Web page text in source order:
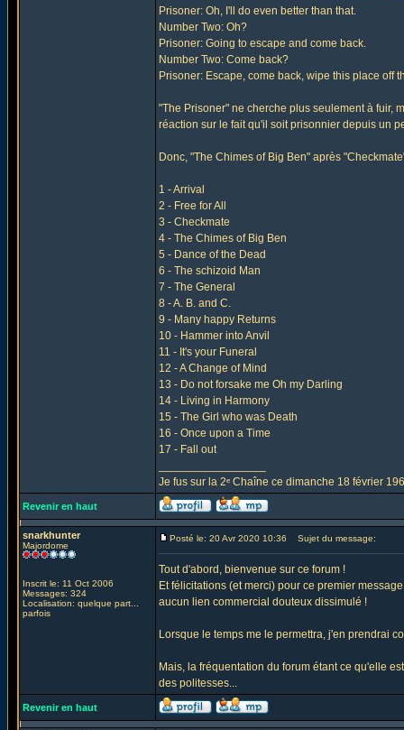
Prisoner: Oh, I'll do even better than that.
Number Two: Oh?
Prisoner: Going to escape and come back.
Number Two: Come back?
Prisoner: Escape, come back, wipe this place off
"The Prisoner" ne cherche plus seulement à fuir,
réaction sur le fait qu'il soit prisonnier depuis un
Donc, "The Chimes of Big Ben" après
1 - Arrival
2 - Free for All
3 - Checkmate
4 - The Chimes of Big Ben
5 - Dance of the Dead
6 - The schizoid Man
7 - The General
8 - A. B. and C.
9 - Many happy Returns
10 - Hammer into Anvil
11 - It's your Funeral
12 - A Change of Mind
13 - Do not forsake me Oh my Darling
14 - Living in Harmony
15 - The Girl who was Death
16 - Once upon a Time
17 - Fall out
Je fus sur la 2ᵉ Chaîne ce dimanche 18 février
Revenir en haut
snarkhunter
Majordome
Inscrit le: 11 Oct 2006
Messages: 324
Localisation: quelque part...
parfois
Posté le: 20 Avr 2020 10:36 Sujet du message:
Tout d'abord, bienvenue sur ce forum !
Et félicitations (et merci) pour ce premier
aucun lien commercial douteux dissimulé !
Lorsque le temps me le permettra, j'en prendrai
Mais, la fréquentation du forum étant ce qu'elle
des politesses...
Revenir en haut